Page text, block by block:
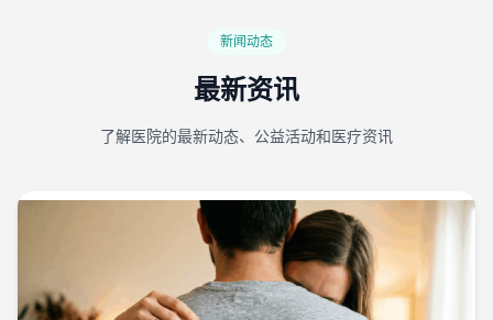
新闻动态
最新资讯
了解医院的最新动态、公益活动和医疗资讯